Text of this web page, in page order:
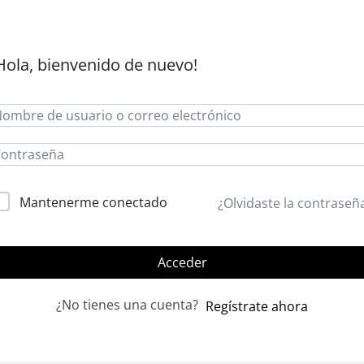
bienvenido de nuevo!
Mantenerme conectado ¿Olvidaste la
Acceder
¿No tienes una cuenta? Regístrate ahora